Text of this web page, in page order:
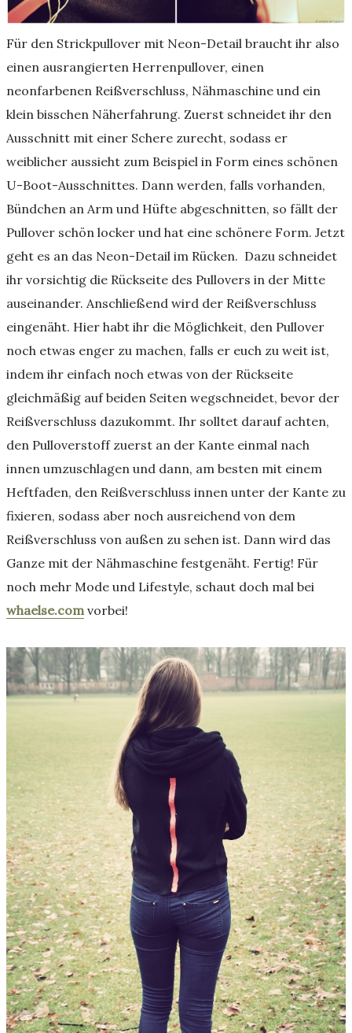
Für den Strickpullover mit Neon-Detail braucht ihr also
einen ausrangierten Herrenpullover, einen
neonfarbenen Reißverschluss, Nähmaschine und ein
klein bisschen Näherfahrung. Zuerst schneidet ihr den
Ausschnitt mit einer Schere zurecht, sodass er
weiblicher aussieht zum Beispiel in Form eines schönen
U-Boot-Ausschnittes. Dann werden, falls vorhanden,
Bündchen an Arm und Hüfte abgeschnitten, so fällt der
Pullover schön locker und hat eine schönere Form. Jetzt
geht es an das Neon-Detail im Rücken. Dazu schneidet
ihr vorsichtig die Rückseite des Pullovers in der Mitte
auseinander. Anschließend wird der Reißverschluss
eingenäht. Hier habt ihr die Möglichkeit, den Pullover
noch etwas enger zu machen, falls er euch zu weit ist,
indem ihr einfach noch etwas von der Rückseite
gleichmäßig auf beiden Seiten wegschneidet, bevor der
Reißverschluss dazukommt. Ihr solltet darauf achten,
den Pulloverstoff zuerst an der Kante einmal nach
innen umzuschlagen und dann, am besten mit einem
Heftfaden, den Reißverschluss innen unter der Kante zu
fixieren, sodass aber noch ausreichend von dem
Reißverschluss von außen zu sehen ist. Dann wird das
Ganze mit der Nähmaschine festgenäht. Fertig! Für
noch mehr Mode und Lifestyle, schaut doch mal bei
whaelse.com vorbei!